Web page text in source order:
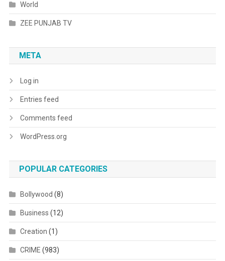
World
ZEE PUNJAB TV
META
Log in
Entries feed
Comments feed
WordPress.org
POPULAR CATEGORIES
Bollywood (8)
Business (12)
Creation (1)
CRIME (983)